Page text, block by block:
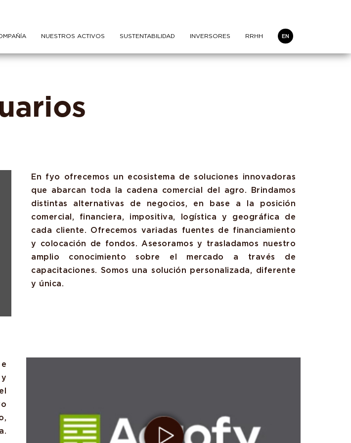
NUESTROS ACTIVOS SUSTENTABILIDAD INVERSORES RRHH EN
En fyo ofrecemos un ecosistema de soluciones innovadoras
que abarcan toda la cadena comercial del agro. Brindamos
distintas alternativas de negocios, en base a la posición
comercial, financiera, impositiva, logística y geográfica de
cada cliente. Ofrecemos variadas fuentes de financiamiento
y colocación de fondos. Asesoramos y trasladamos nuestro
amplio conocimiento sobre el mercado a través de
capacitaciones. Somos una solución personalizada, diferente
y única.